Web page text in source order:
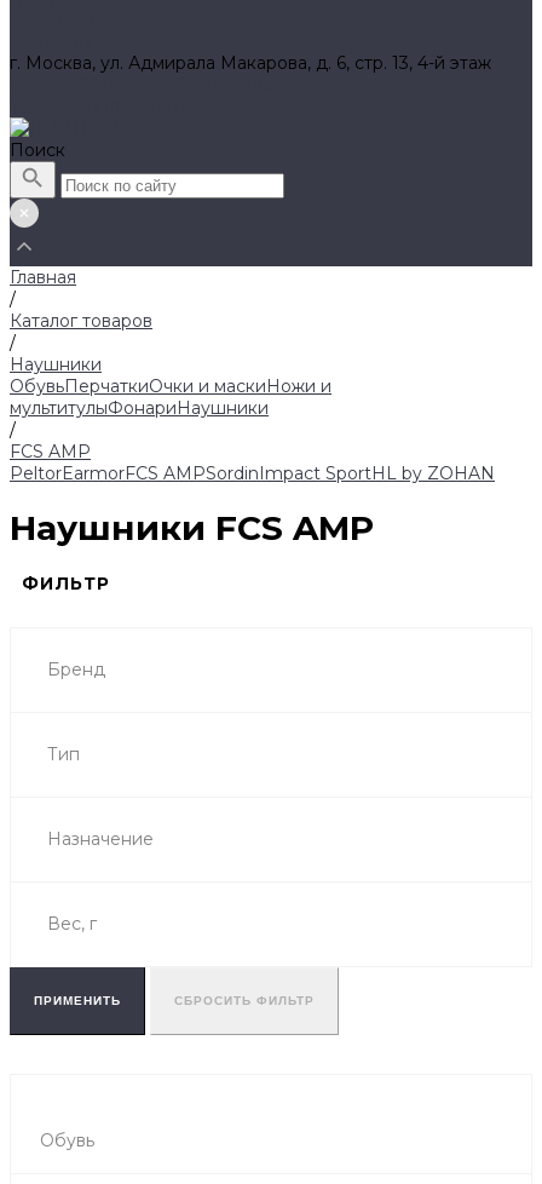
г. Москва, ул. Адмирала Макарова, д. 6, стр. 13, 4-й этаж
Поиск
Главная
/
Каталог товаров
/
Наушники
ОбувьПерчаткиОчки и маскиНожи и
мультитулыФонариНаушники
/
FCS AMP
PeltorEarmorFCS AMPSordinImpact SportHL by ZOHAN
Наушники FCS AMP
ФИЛЬТР
Бренд
Тип
Назначение
Вес, г
ПРИМЕНИТЬ СБРОСИТЬ ФИЛЬТР
Обувь